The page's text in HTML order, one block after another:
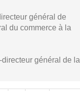
général de
du commerce à la
général de la